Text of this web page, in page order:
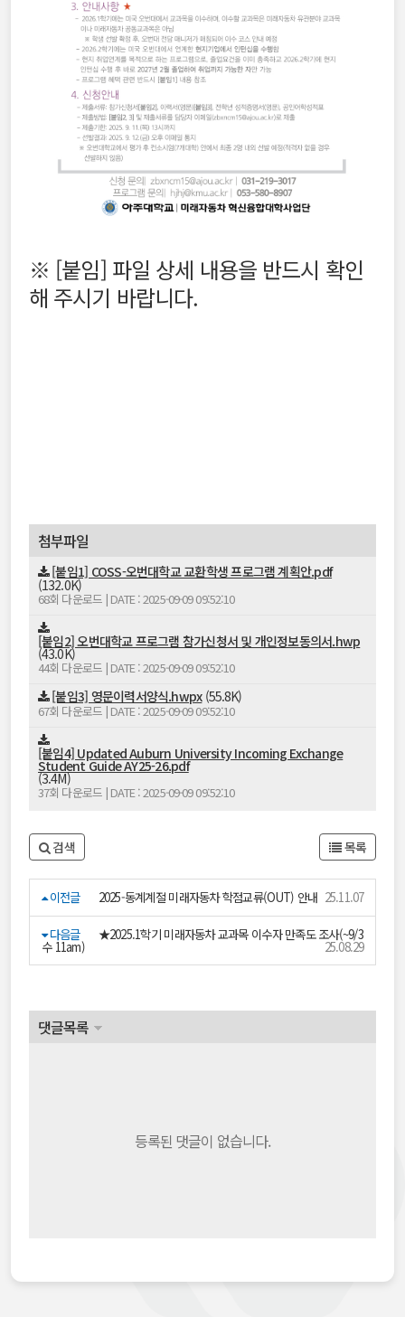
※ [붙임] 파일 상세 내용을 반드시 확인
해 주시기 바랍니다.
첨부파일
[붙임1] COSS-오번대학교 교환학생 프로그램 계획안.pdf
(132.0K)
68회 다운로드 | DATE : 2025-09-09 09:52:10
[붙임2] 오번대학교 프로그램 참가신청서 및 개인정보동의서.hwp
(43.0K)
44회 다운로드 | DATE : 2025-09-09 09:52:10
[붙임3] 영문이력서양식.hwpx(55.8K)
67회 다운로드 | DATE : 2025-09-09 09:52:10
[붙임4] Updated Auburn University Incoming Exchange
Student Guide AY25-26.pdf
(3.4M)
37회 다운로드 | DATE : 2025-09-09 09:52:10
검색 목록
이전글 2025-동계계절 미래자동차 학점교류(OUT) 안내 25.11.07
다음글 ★2025.1학기 미래자동차 교과목 이수자 만족도 조사(~9/3
수 11am) 25.08.29
댓글목록
등록된 댓글이 없습니다.